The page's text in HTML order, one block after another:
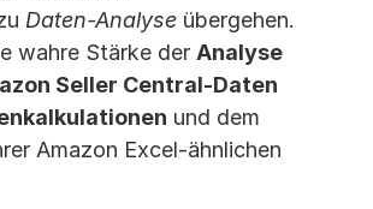
Daten-Analyse übergehen.
wahre Stärke der Analyse
Seller Central-Daten
und dem
Amazon Excel-ähnlichen